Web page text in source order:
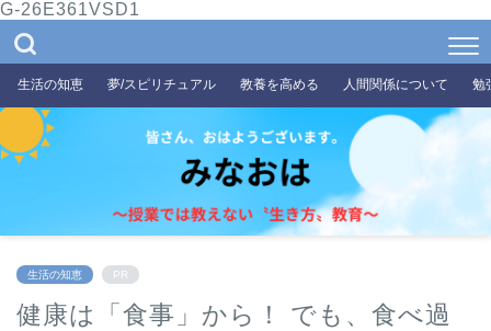
G-26E361VSD1
生活の知恵 夢/スピリチュアル 教養を高める 人間関係について 勉
生活の知恵 PR
健康は「食事」から！ でも、食べ過